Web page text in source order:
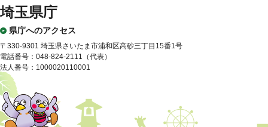
埼玉県庁
県庁へのアクセス
〒330-9301 埼玉県さいたま市浦和区高砂三丁目15番1号
電話番号：048-824-2111（代表）
法人番号：1000020110001